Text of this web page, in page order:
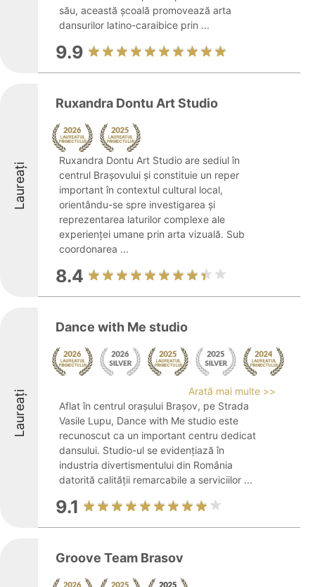
său, această școală promovează arta
dansurilor latino-caraibice prin ...
9.9
Laureați
Ruxandra Dontu Art Studio
Ruxandra Dontu Art Studio are sediul în
centrul Brașovului și constituie un reper
important în contextul cultural local,
orientându-se spre investigarea și
reprezentarea laturilor complexe ale
experienței umane prin arta vizuală. Sub
coordonarea ...
8.4
Laureați
Dance with Me studio
Arată mai multe >>
Aflat în centrul orașului Brașov, pe Strada
Vasile Lupu, Dance with Me studio este
recunoscut ca un important centru dedicat
dansului. Studio-ul se evidențiază în
industria divertismentului din România
datorită calității remarcabile a serviciilor ...
9.1
Groove Team Brasov